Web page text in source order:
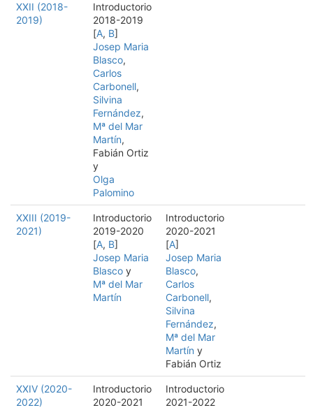
XXII (2018-
2019)
Introductorio
2018-2019
[A, B]
Josep Maria
Blasco,
Carlos
Carbonell,
Silvina
Fernández,
Mª del Mar
Martín,
Fabián Ortiz
y
Olga
Palomino
XXIII (2019-
2021)
Introductorio
2019-2020
[A, B]
Josep Maria
Blasco y
Mª del Mar
Martín
Introductorio
2020-2021
[A]
Josep Maria
Blasco,
Carlos
Carbonell,
Silvina
Fernández,
Mª del Mar
Martín y
Fabián Ortiz
XXIV (2020-
2022)
Introductorio
2020-2021
Introductorio
2021-2022